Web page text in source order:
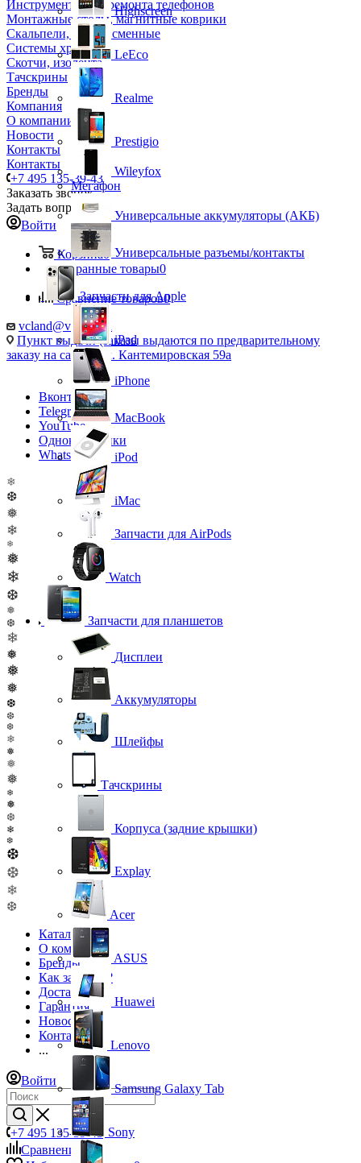
Инструменты для ремонта телефонов
Монтажные столы, магнитные коврики
Скальпели, лезвия сменные
Системы хранения
Скотчи, изолента
Тачскрины
Бренды
Компания
О компании
Новости
Контакты
Контакты
+7 495 135-39-43
Заказать звонок
Задать вопрос
Войти
Корзина0
Избранные товары0
Сравнение товаров0
vcland@vcland.ru
Пункт выдачи (заказы выдаются по предварительному
заказу на сайте), ул. Кантемировская 59а
Вконтакте
Telegram
YouTube
Одноклассники
WhatsApp
❄
❆
❅
❄
❄
❅
❄
❆
❅
❆
❄
❅
❅
❅
❆
❆
❆
❄
❅
❅
❅
❄
❅
❆
❄
❆
❆
❆
❄
❆
Каталог
О компании
Бренды
Как заказать?
Доставка
Гарантия
Новости
Контакты
...
Войти
+7 495 135-39-43
Сравнение
0
Highscreen
LeEco
Realme
Prestigio
Wileyfox
Мегафон
Универсальные аккумуляторы (АКБ)
Универсальные разъемы/контакты
Запчасти для Apple
iPad
iPhone
MacBook
iPod
iMac
Запчасти для AirPods
Watch
Запчасти для планшетов
Дисплеи
Аккумуляторы
Шлейфы
Тачскрины
Корпуса (задние крышки)
Explay
Acer
ASUS
Huawei
Lenovo
Samsung Galaxy Tab
Sony